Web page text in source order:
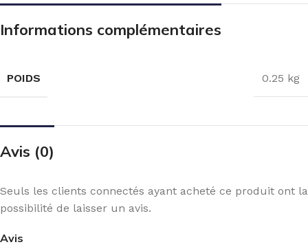
Informations complémentaires
POIDS 0.25 kg
Avis (0)
Avis
Seuls les clients connectés ayant acheté ce produit ont la
possibilité de laisser un avis.